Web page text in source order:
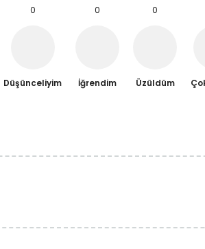
0
Düşünceliyim
0
İğrendim
0
Üzüldüm